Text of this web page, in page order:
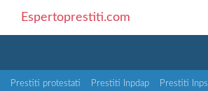
Espertoprestiti.com
Prestiti protestati Prestiti Inpdap Prestiti Inps